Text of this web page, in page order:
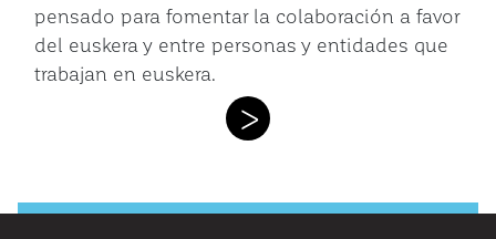
pensado para fomentar la colaboración a favor
del euskera y entre personas y entidades que
trabajan en euskera.
>